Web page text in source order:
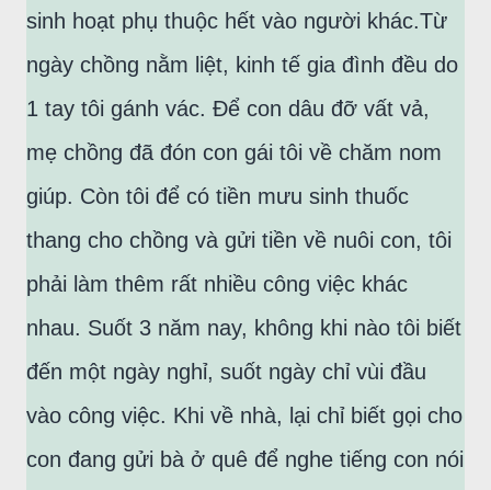
sinh hoạt phụ thuộc hết vào người khác.Từ
ngày chồng nằm liệt, kinh tế gia đình đều do
1 tay tôi gánh vác. Để con dâu đỡ vất vả,
mẹ chồng đã đón con gái tôi về chăm nom
giúp. Còn tôi để có tiền mưu sinh thuốc
thang cho chồng và gửi tiền về nuôi con, tôi
phải làm thêm rất nhiều công việc khác
nhau. Suốt 3 năm nay, không khi nào tôi biết
đến một ngày nghỉ, suốt ngày chỉ vùi đầu
vào công việc. Khi về nhà, lại chỉ biết gọi cho
con đang gửi bà ở quê để nghe tiếng con nói